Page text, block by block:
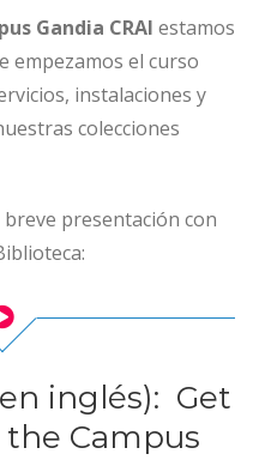
Gandia CRAI estamos
empezamos el curso
instalaciones y
colecciones
presentación con
inglés): Get
Campus